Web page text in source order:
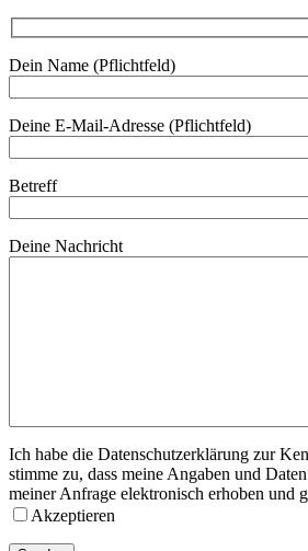
Dein Name (Pflichtfeld)
Deine E-Mail-Adresse (Pflichtfeld)
Betreff
Deine Nachricht
Ich habe die Datenschutzerklärung zur
stimme zu, dass meine Angaben und
meiner Anfrage elektronisch erhoben und
Akzeptieren